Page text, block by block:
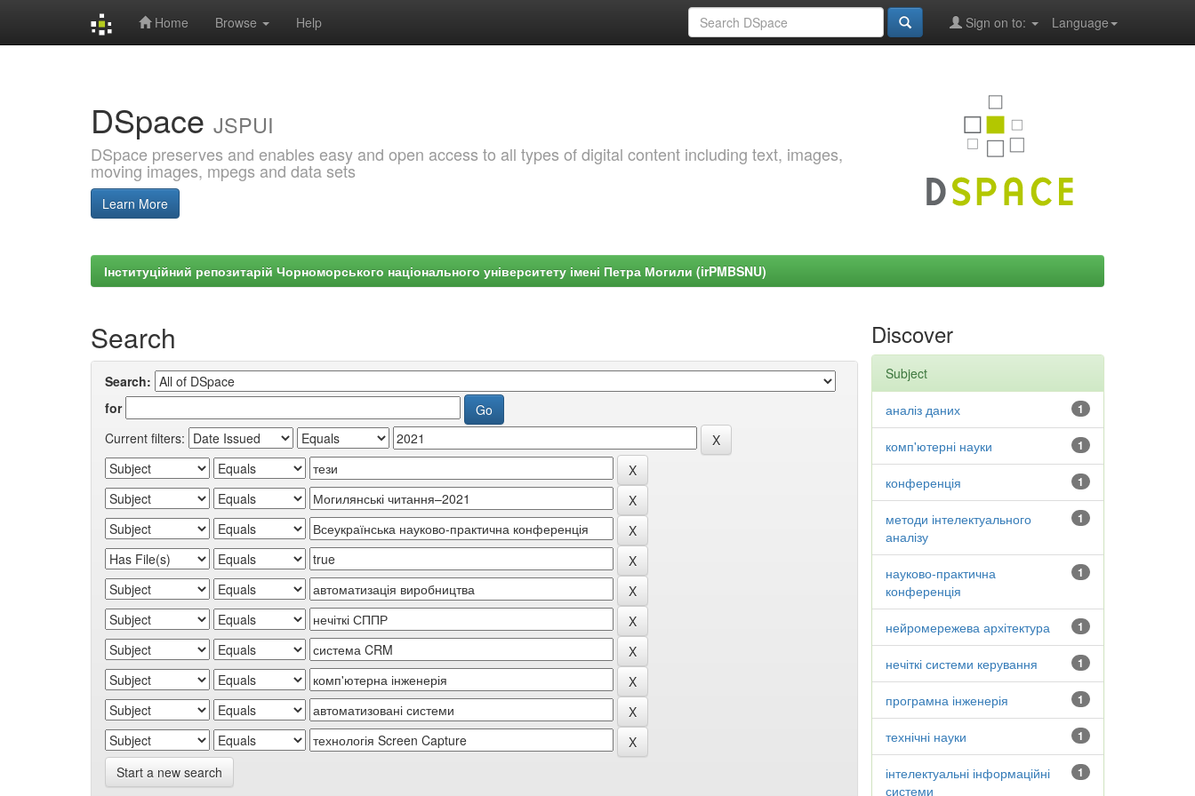
Home Browse Help Language
Sign on to:
DSpace JSPUI
DSpace preserves and enables easy and open access to all types of digital content including text, images,
moving images, mpegs and data sets
Learn More
Інституційний репозитарій Чорноморського національного університету імені Петра Могили (irPMBSNU)
Search
Search:
for
Current filters:
Start a new search
Discover
Subject
1
аналіз даних
1
комп'ютерні науки
1
конференція
1
методи інтелектуального
аналізу
1
науково-практична
конференція
1
нейромережева архітектура
1
нечіткі системи керування
1
програмна інженерія
1
технічні науки
1
інтелектуальні інформаційні
системи